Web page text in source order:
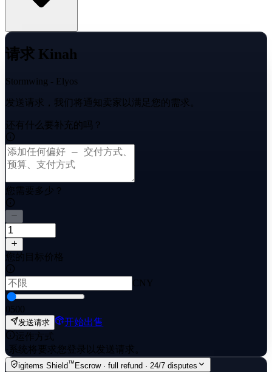
请求 Kinah
Stormwing - Elyos
发送请求，我们将通知卖家以满足您的需求。
还有什么要补充的吗？
您需要多少？
您的目标价格
CNY
0500
发送请求
开始出售
运作方式
· 系统将要求您登录以发送请求。
igitems Shield™ Escrow · full refund · 24/7 disputes